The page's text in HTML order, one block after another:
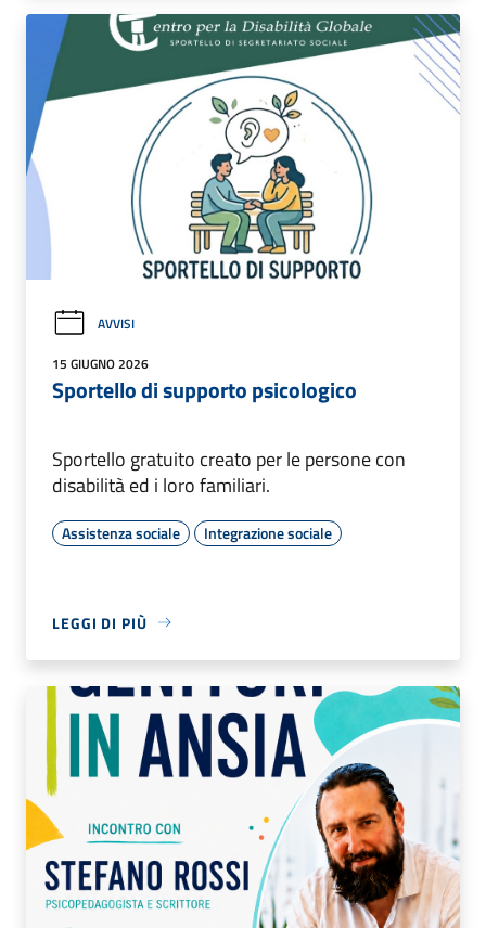
AVVISI
15 GIUGNO 2026
Sportello di supporto psicologico
Sportello gratuito creato per le persone con
disabilità ed i loro familiari.
Assistenza sociale Integrazione sociale
LEGGI DI PIÙ